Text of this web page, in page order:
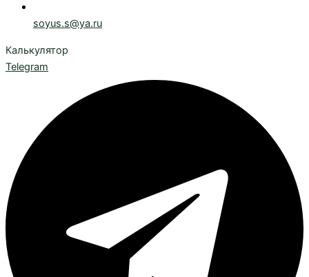
soyus.s@ya.ru
Калькулятор
Telegram